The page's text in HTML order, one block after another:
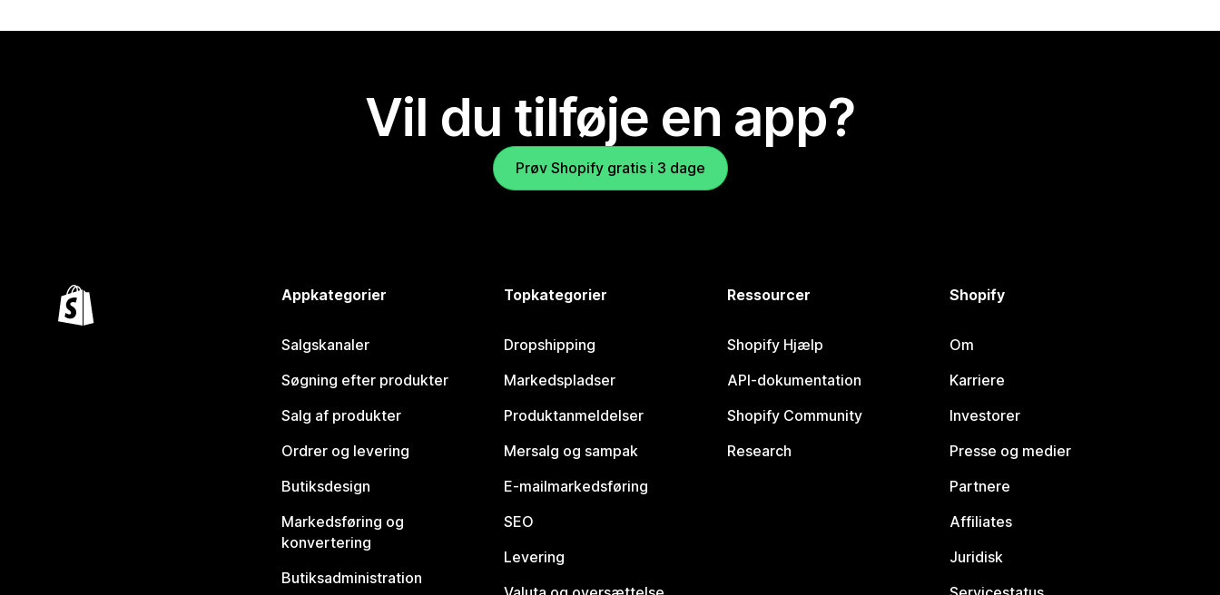
Vil du tilføje en app?
Prøv Shopify gratis i 3 dage
Appkategorier
Salgskanaler
Søgning efter produkter
Salg af produkter
Ordrer og levering
Butiksdesign
Markedsføring og
konvertering
Butiksadministration
Topkategorier
Dropshipping
Markedspladser
Produktanmeldelser
Mersalg og sampak
E-mailmarkedsføring
SEO
Levering
Ressourcer
Shopify Hjælp
API-dokumentation
Shopify Community
Research
Shopify
Om
Karriere
Investorer
Presse og medier
Partnere
Affiliates
Juridisk